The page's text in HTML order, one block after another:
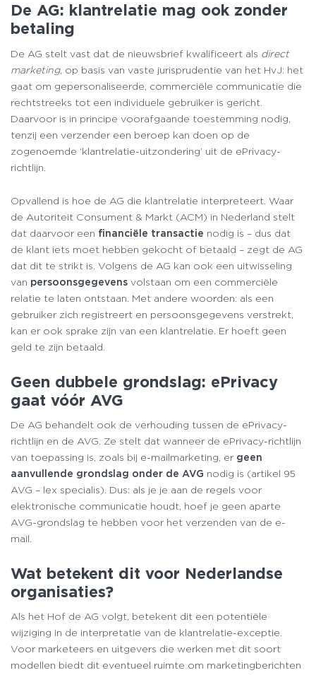
De AG: klantrelatie mag ook zonder
betaling
De AG stelt vast dat de nieuwsbrief kwalificeert als direct
marketing, op basis van vaste jurisprudentie van het HvJ: het
gaat om gepersonaliseerde, commerciële communicatie die
rechtstreeks tot een individuele gebruiker is gericht.
Daarvoor is in principe voorafgaande toestemming nodig,
tenzij een verzender een beroep kan doen op de
zogenoemde ‘klantrelatie-uitzondering’ uit de ePrivacy-
richtlijn.
Opvallend is hoe de AG die klantrelatie interpreteert. Waar
de Autoriteit Consument & Markt (ACM) in Nederland stelt
dat daarvoor een financiële transactie nodig is – dus dat
de klant iets moet hebben gekocht of betaald – zegt de AG
dat dit te strikt is. Volgens de AG kan ook een uitwisseling
van persoonsgegevens volstaan om een commerciële
relatie te laten ontstaan. Met andere woorden: als een
gebruiker zich registreert en persoonsgegevens verstrekt,
kan er ook sprake zijn van een klantrelatie. Er hoeft geen
geld te zijn betaald.
Geen dubbele grondslag: ePrivacy
gaat vóór AVG
De AG behandelt ook de verhouding tussen de ePrivacy-
richtlijn en de AVG. Ze stelt dat wanneer de ePrivacy-richtlijn
van toepassing is, zoals bij e-mailmarketing, er geen
aanvullende grondslag onder de AVG nodig is (artikel 95
AVG – lex specialis). Dus: als je je aan de regels voor
elektronische communicatie houdt, hoef je geen aparte
AVG-grondslag te hebben voor het verzenden van de e-
mail.
Wat betekent dit voor Nederlandse
organisaties?
Als het Hof de AG volgt, betekent dit een potentiële
wijziging in de interpretatie van de klantrelatie-exceptie.
Voor marketeers en uitgevers die werken met dit soort
modellen biedt dit eventueel ruimte om marketingberichten